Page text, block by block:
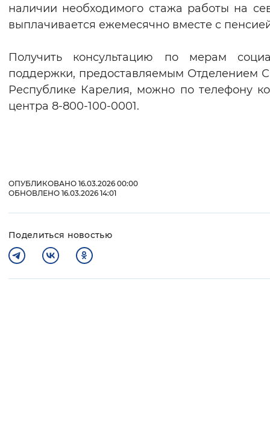
наличии необходимого стажа работы на
выплачивается ежемесячно вместе с
Получить консультацию по мерам
поддержки, предоставляемым Отделением
Республике Карелия, можно по телефону
центра 8-800-100-0001.
ОПУБЛИКОВАНО 16.03.2026 00:00
ОБНОВЛЕНО 16.03.2026 14:01
Поделиться новостью